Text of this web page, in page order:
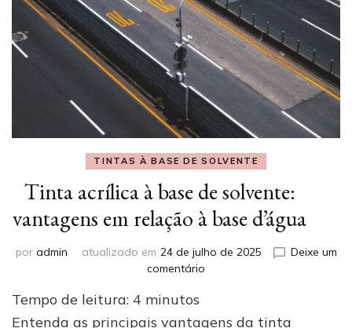
TINTAS À BASE DE SOLVENTE
Tinta acrílica à base de solvente:
vantagens em relação à base d’água
por admin atualizado em 24 de julho de 2025
Deixe um
comentário
Tempo de leitura: 4 minutos
Entenda as principais vantagens da tinta